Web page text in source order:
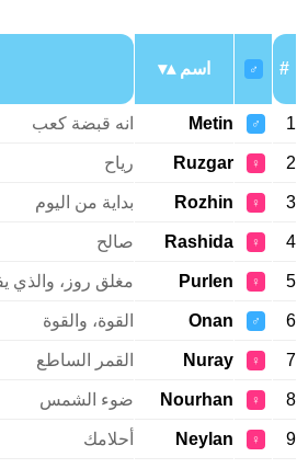
#
♂ اسم
1
♂
Metin انه قبضة كعب
2
♀
Ruzgar رياح
3
♀
Rozhin بداية من اليوم
4
♀
Rashida صالح
5
♀
Purlen مغلق روز، والذي
6
♂
Onan القوة، والقوة
7
♀
Nuray القمر الساطع
8
♀
Nourhan ضوء الشمس
9
♀
Neylan أحلامك